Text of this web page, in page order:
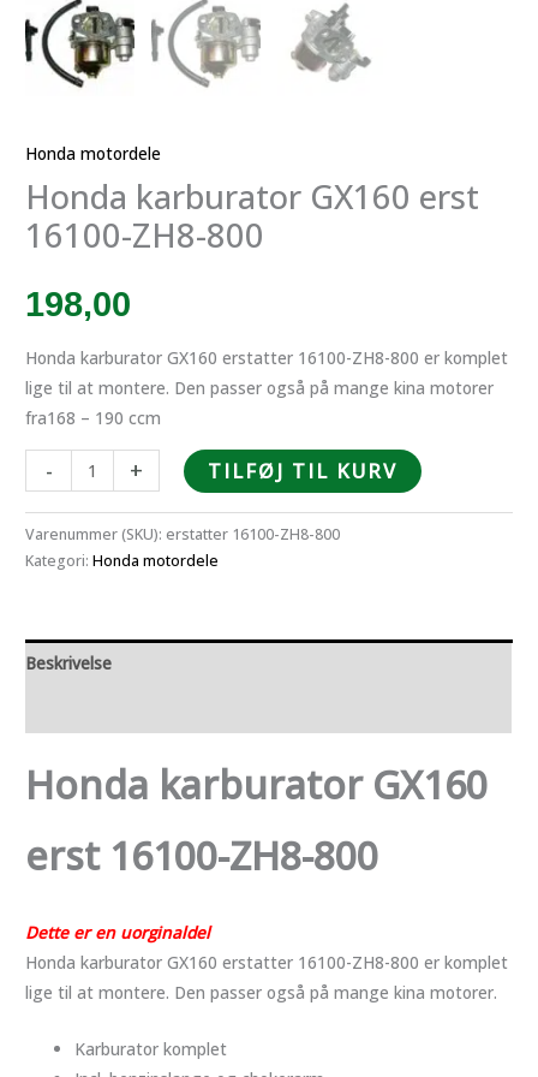
Honda motordele
Honda karburator GX160 erst
16100-ZH8-800
198,00
Honda karburator GX160 erstatter 16100-ZH8-800 er komplet
lige til at montere. Den passer også på mange kina motorer
fra168 – 190 ccm
-
karburator
GX160
erst
800
antal
+ TILFØJ TIL KURV
Varenummer (SKU): erstatter 16100-ZH8-800
Kategori:Honda motordele
Beskrivelse
Honda karburator GX160
erst 16100-ZH8-800
Dette er en uorginaldel
Honda karburator GX160 erstatter 16100-ZH8-800 er komplet
lige til at montere. Den passer også på mange kina motorer.
Karburator komplet